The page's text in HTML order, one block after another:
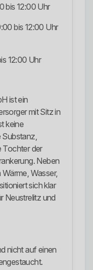
bis 12:00 Uhr
bis 12:00 Uhr
12:00 Uhr
ist ein
mit Sitz in
keine
Substanz,
Tochter der
Neben
Wasser,
sich klar
Neustrelitz und
nicht auf einen